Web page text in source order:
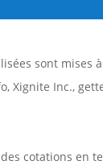
sont mises
, Xignite Inc.,
cotations en